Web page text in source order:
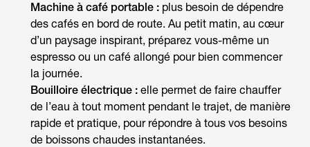
Machine à café portable : plus besoin de dépendre
des cafés en bord de route. Au petit matin, au cœur
d’un paysage inspirant, préparez vous-même un
espresso ou un café allongé pour bien commencer
la journée.
Bouilloire électrique : elle permet de faire chauffer
de l’eau à tout moment pendant le trajet, de manière
rapide et pratique, pour répondre à tous vos besoins
de boissons chaudes instantanées.